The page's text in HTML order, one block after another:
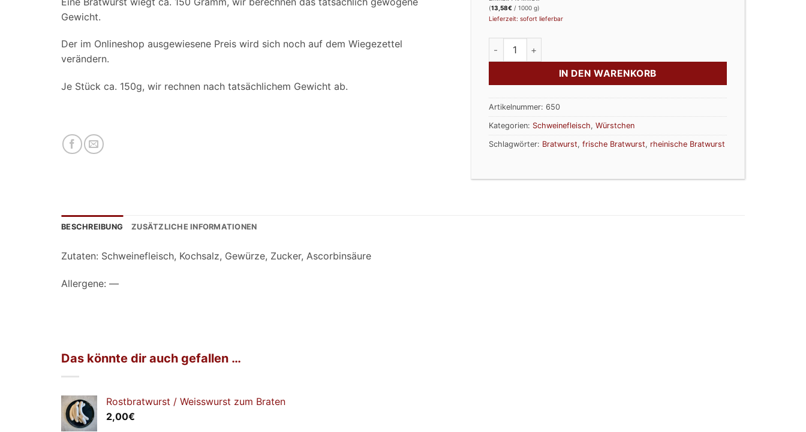
Gewicht.
Der im Onlineshop ausgewiesene Preis wird sich noch auf dem Wiegezettel
verändern.
Je Stück ca. 150g, wir rechnen nach tatsächlichem Gewicht ab.
(13,58€/ 1000 g)
Lieferzeit: sofort lieferbar
Bratwurst frisch grob / fein Menge
IN DEN WARENKORB
Artikelnummer: 650
Kategorien: Schweinefleisch, Würstchen
Schlagwörter: Bratwurst, frische Bratwurst, rheinische Bratwurst
BESCHREIBUNG ZUSÄTZLICHE INFORMATIONEN
Zutaten: Schweinefleisch, Kochsalz, Gewürze, Zucker, Ascorbinsäure
Allergene: —
Das könnte dir auch gefallen …
Rostbratwurst / Weisswurst zum Braten
2,00€